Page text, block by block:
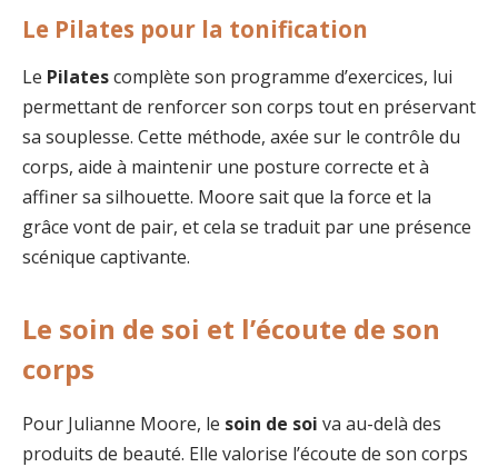
Le Pilates pour la tonification
Le Pilatescomplète son programme d’exercices, lui
permettant de renforcer son corps tout en préservant
sa souplesse. Cette méthode, axée sur le contrôle du
corps, aide à maintenir une posture correcte et à
affiner sa silhouette. Moore sait que la force et la
grâce vont de pair, et cela se traduit par une présence
scénique captivante.
Le soin de soi et l’écoute de son
corps
Pour Julianne Moore, le soin de soi va au-delà des
produits de beauté. Elle valorise l’écoute de son corps